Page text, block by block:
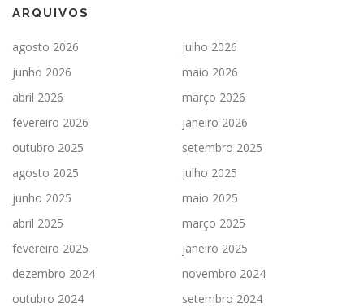
ARQUIVOS
agosto 2026
julho 2026
junho 2026
maio 2026
abril 2026
março 2026
fevereiro 2026
janeiro 2026
outubro 2025
setembro 2025
agosto 2025
julho 2025
junho 2025
maio 2025
abril 2025
março 2025
fevereiro 2025
janeiro 2025
dezembro 2024
novembro 2024
outubro 2024
setembro 2024